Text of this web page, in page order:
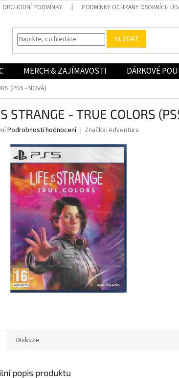
OBCHODNÍ PODMÍNKY PODMÍNKY OCHRANY OSOBNÍCH
HLEDAT
MERCH & ZAJÍMAVOSTI DÁRKOVÉ
(PS5 - NOVÁ)
STRANGE - TRUE COLORS
Podrobnosti hodnocení Značka: Adventura
Diskuze
popis produktu